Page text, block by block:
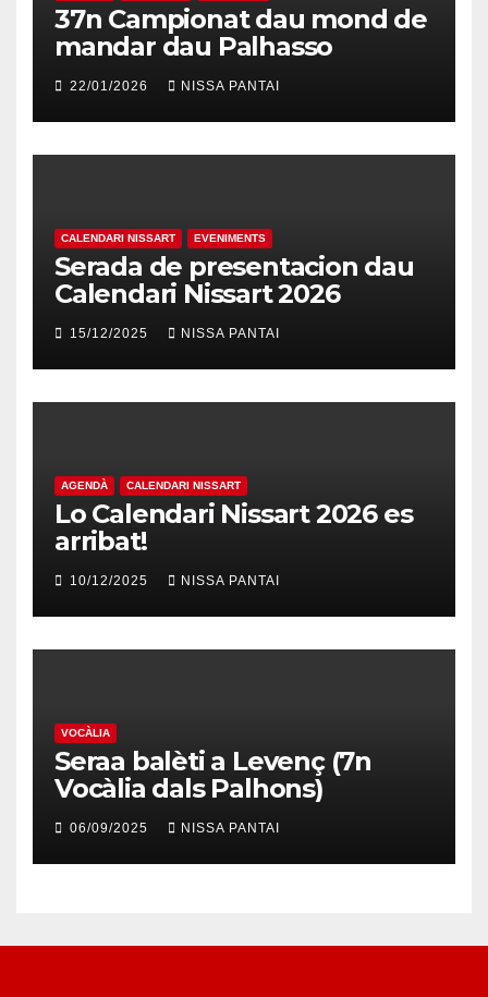
37n Campionat dau mond de
mandar dau Palhasso
22/01/2026 NISSA PANTAI
CALENDARI NISSART EVENIMENTS
Serada de presentacion dau
Calendari Nissart 2026
15/12/2025 NISSA PANTAI
AGENDÀ CALENDARI NISSART
Lo Calendari Nissart 2026 es
arribat!
10/12/2025 NISSA PANTAI
VOCÀLIA
Seraa balèti a Levenç (7n
Vocàlia dals Palhons)
06/09/2025 NISSA PANTAI